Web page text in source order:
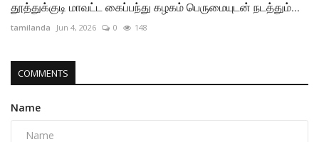
தூத்துக்குடி மாவட்ட கைப்பந்து கழகம் பெருமையுடன் நடத்தும்...
tamilanda Jun 4, 2026 0 148
COMMENTS
Name